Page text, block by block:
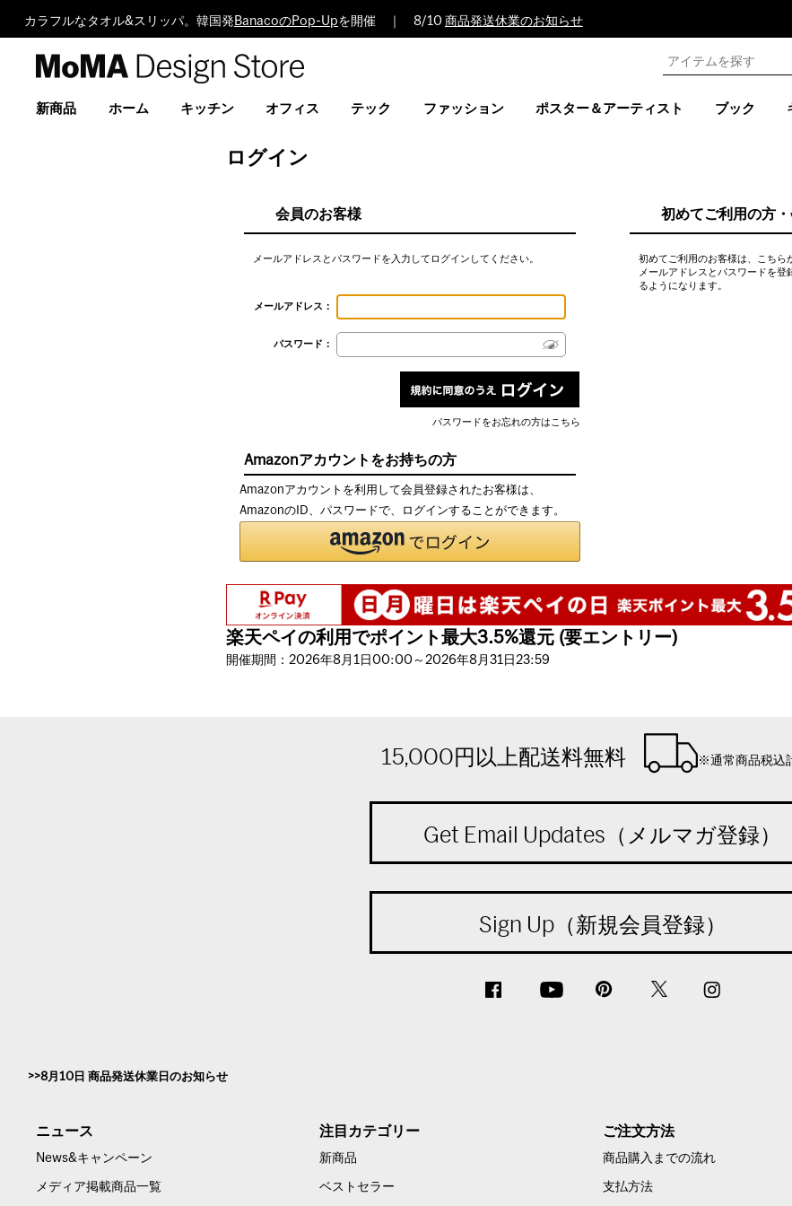
カラフルなタオル&スリッパ。韓国発 BanacoのPop-Upを開催 ｜ 8/10 商品発送休業のお知らせ
Design
新商品 ホーム キッチン オフィス テック ファッション ポスター＆アーティスト ブック
ログイン
会員のお客様
メールアドレスとパスワードを入力してログインしてください。
メールアドレス：
パスワード：
パスワードをお忘れの方はこちら
初めてご利用の方
初めてご利用のお客様は、こちら
メールアドレスとパスワードを登
るようになります。
Amazonアカウントをお持ちの方
Amazonアカウントを利用して会員登録されたお客様は、
AmazonのID、パスワードで、ログインすることができます。
楽天ペイの利用でポイント最大3.5%還元 (要エントリー)
開催期間：2026年8月1日00:00～2026年8月31日23:59
15,000円以上配送料無料 ※通常商品税込
Get Email Updates（メルマガ登録）
Sign Up（新規会員登録）
8月10日 商品発送休業日のお知らせ
ニュース
News&キャンペーン
メディア掲載商品一覧
注目カテゴリー
新商品
ベストセラー
ご注文方法
商品購入までの流れ
支払方法